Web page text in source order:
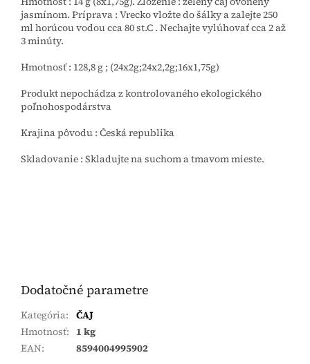
jasmínom. Príprava : Vrecko vložte do šálky a zalejte 250
ml horúcou vodou cca 80 st.C . Nechajte vylúhovať cca 2 až
3 minúty.
Hmotnosť : 128,8 g ; (24x2g;24x2,2g;16x1,75g)
Produkt nepochádza z kontrolovaného ekologického
poľnohospodárstva
Krajina pôvodu : Česká republika
Skladovanie : Skladujte na suchom a tmavom mieste.
Dodatočné parametre
Kategória: ČAJ
Hmotnosť: 1 kg
EAN: 8594004995902